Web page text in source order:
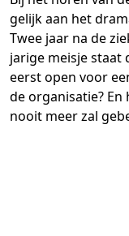
gelijk aan het
Twee jaar na de
jarige meisje staat
eerst open voor
de organisatie?
nooit meer zal